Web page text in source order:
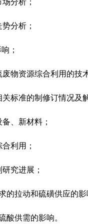
分析；
；
物资源综合利用的技
标准的制修订情况及
、新材料；
利用；
究进展；
的拉动和硫磺供应的影
酸供需的影响。